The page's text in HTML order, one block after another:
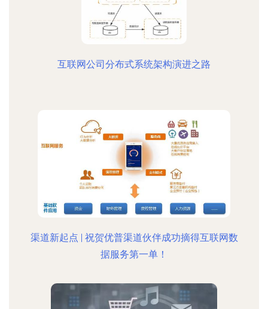
互联网公司分布式系统架构演进之路
渠道新起点 | 祝贺优普渠道伙伴成功摘得互联网数
据服务第一单！